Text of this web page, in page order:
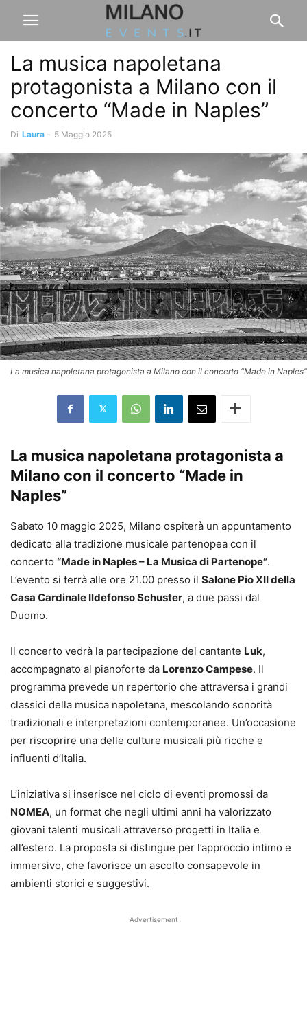
La musica napoletana
protagonista a Milano con il
concerto “Made in Naples”
Di Laura - 5 Maggio 2025
La musica napoletana protagonista a Milano con il concerto “Made in Naples”
La musica napoletana protagonista a
Milano con il concerto “Made in
Naples”
Sabato 10 maggio 2025, Milano ospiterà un appuntamento
dedicato alla tradizione musicale partenopea con il
concerto “Made in Naples – La Musica di Partenope”.
L’evento si terrà alle ore 21.00 presso il Salone Pio XII della
Casa Cardinale Ildefonso Schuster, a due passi dal
Duomo.
Il concerto vedrà la partecipazione del cantante Luk,
accompagnato al pianoforte da Lorenzo Campese. Il
programma prevede un repertorio che attraversa i grandi
classici della musica napoletana, mescolando sonorità
tradizionali e interpretazioni contemporanee. Un’occasione
per riscoprire una delle culture musicali più ricche e
influenti d’Italia.
L’iniziativa si inserisce nel ciclo di eventi promossi da
NOMEA, un format che negli ultimi anni ha valorizzato
giovani talenti musicali attraverso progetti in Italia e
all’estero. La proposta si distingue per l’approccio intimo e
immersivo, che favorisce un ascolto consapevole in
ambienti storici e suggestivi.
Advertisement